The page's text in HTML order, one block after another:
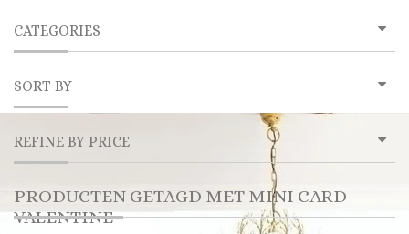
CATEGORIES
SORT BY
REFINE BY PRICE
PRODUCTEN GETAGD MET MINI CARD
VALENTINE